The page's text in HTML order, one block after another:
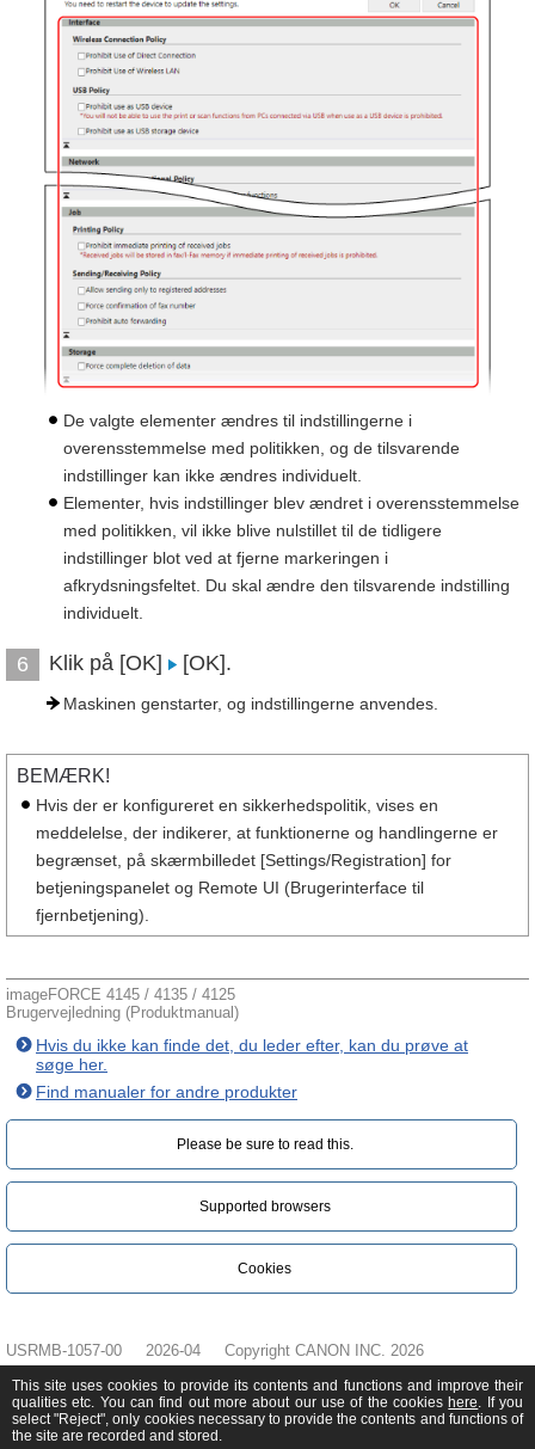
De valgte elementer ændres til indstillingerne i
overensstemmelse med politikken, og de tilsvarende
indstillinger kan ikke ændres individuelt.
Elementer, hvis indstillinger blev ændret i overensstemmelse
med politikken, vil ikke blive nulstillet til de tidligere
indstillinger blot ved at fjerne markeringen i
afkrydsningsfeltet. Du skal ændre den tilsvarende indstilling
individuelt.
6 Klik på [OK] [OK].
Maskinen genstarter, og indstillingerne anvendes.
BEMÆRK!
Hvis der er konfigureret en sikkerhedspolitik, vises en
meddelelse, der indikerer, at funktionerne og handlingerne er
begrænset, på skærmbilledet [Settings/Registration] for
betjeningspanelet og Remote UI (Brugerinterface til
fjernbetjening).
imageFORCE 4145 / 4135 / 4125
Brugervejledning (Produktmanual)
Hvis du ikke kan finde det, du leder efter, kan du prøve at
søge her.
Find manualer for andre produkter
Please be sure to read this.‎
Supported browsers
Cookies
USRMB-1057-00 2026-04 Copyright CANON INC. 2026
This site uses cookies to provide its contents and functions and improve their
qualities etc. You can find out more about our use of the cookies here. If you
select "Reject", only cookies necessary to provide the contents and functions of
the site are recorded and stored.